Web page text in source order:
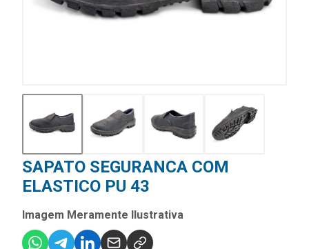
SAPATO SEGURANCA COM
ELASTICO PU 43
Imagem Meramente Ilustrativa